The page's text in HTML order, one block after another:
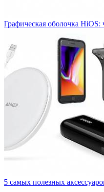
Графическая оболочка HiOS:
5 самых полезных